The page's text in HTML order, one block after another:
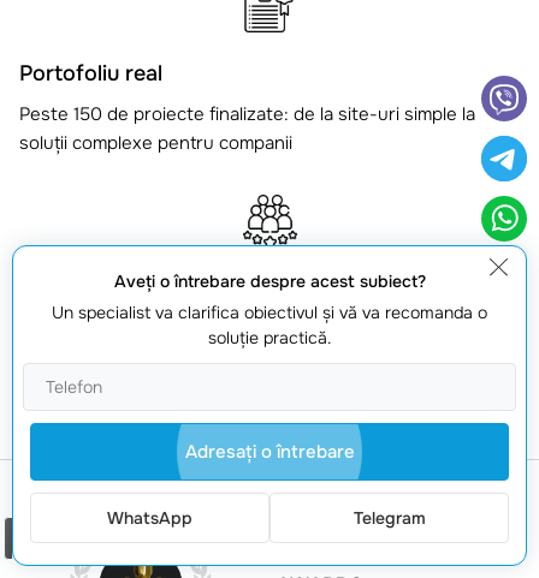
Portofoliu real
Peste 150 de proiecte finalizate: de la site-uri simple la
soluții complexe pentru companii
Echipă și responsabilitate
Specialiști pe design și dezvoltare, cu focus pe calitate,
termen și comunicare
Aveţi o întrebare despre acest subiect?
Un specialist va clarifica obiectivul şi vă va recomanda o
soluţie practică.
Adresaţi o întrebare
WhatsApp Telegram
Comanda un apel